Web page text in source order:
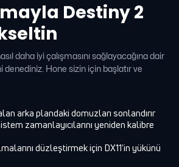
Destiny 2
daha iyi çalışmasını sağlayacağına dair
denediniz. Hone sizin için başlatır ve
arka plandaki domuzları sonlandırır
zamanlayıcılarını yeniden kalibre
düzleştirmek için DX11'in yükünü